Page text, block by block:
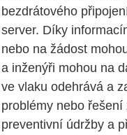
bezdrátového
server. Díky
nebo na žádost
a inženýři mohou na
ve vlaku odehrává a
problémy nebo
preventivní údržby a